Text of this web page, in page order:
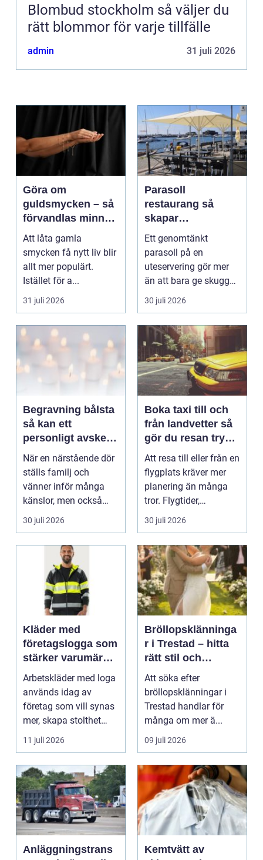
Blombud stockholm så väljer du
rätt blommor för varje tillfälle
admin 31 juli 2026
Göra om
guldsmycken – så
förvandlas minnen
till nya favoriter
Att låta gamla
smycken få nytt liv blir
allt mer populärt.
Istället för a...
31 juli 2026
Parasoll
restaurang så
skapar
uteserveringen rätt
känsla året runt
Ett genomtänkt
parasoll på en
uteservering gör mer
än att bara ge skugga.
Det påverkar hur länge
gäs...
30 juli 2026
Begravning bålsta
så kan ett
personligt avsked
formas
När en närstående dör
ställs familj och
vänner inför många
känslor, men också
praktiska beslut. En b...
30 juli 2026
Boka taxi till och
från landvetter så
gör du resan trygg
och smidig
Att resa till eller från en
flygplats kräver mer
planering än många
tror. Flygtider,
packning, säker...
30 juli 2026
Kläder med
företagslogga som
stärker varumärket
varje dag
Arbetskläder med loga
används idag av
företag som vill synas
mer, skapa stolthet
inte...
11 juli 2026
Bröllopsklänninga
r i Trestad – hitta
rätt stil och
passform inför den
stora dagen
Att söka efter
bröllopsklänningar i
Trestad handlar för
många om mer ä...
09 juli 2026
Anläggningstrans
Kemtvätt av